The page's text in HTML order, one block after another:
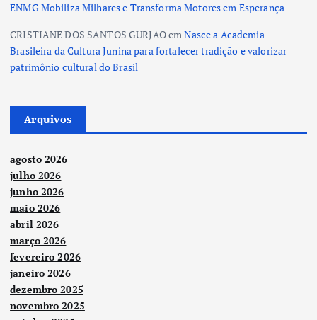
ENMG Mobiliza Milhares e Transforma Motores em Esperança
CRISTIANE DOS SANTOS GURJAOemNasce a Academia
Brasileira da Cultura Junina para fortalecer tradição e valorizar
patrimônio cultural do Brasil
Arquivos
agosto 2026
julho 2026
junho 2026
maio 2026
abril 2026
março 2026
fevereiro 2026
janeiro 2026
dezembro 2025
novembro 2025